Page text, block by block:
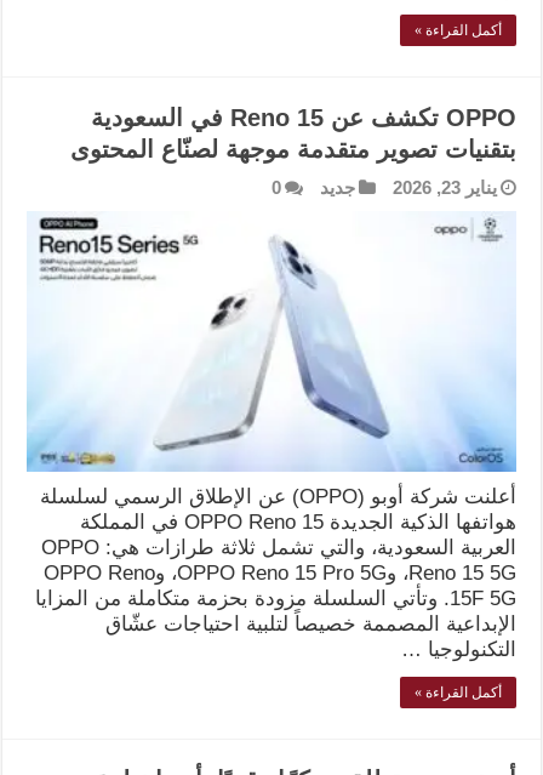
أكمل القراءة »
OPPO تكشف عن Reno 15 في السعودية
بتقنيات تصوير متقدمة موجهة لصنّاع المحتوى
يناير 23, 2026 جديد 0
أعلنت شركة أوبو (OPPO) عن الإطلاق الرسمي لسلسلة
هواتفها الذكية الجديدة OPPO Reno 15 في المملكة
العربية السعودية، والتي تشمل ثلاثة طرازات هي: OPPO
Reno 15 5G، وOPPO Reno 15 Pro 5G، وOPPO Reno
15F 5G. وتأتي السلسلة مزودة بحزمة متكاملة من المزايا
الإبداعية المصممة خصيصاً لتلبية احتياجات عشّاق
التكنولوجيا …
أكمل القراءة »